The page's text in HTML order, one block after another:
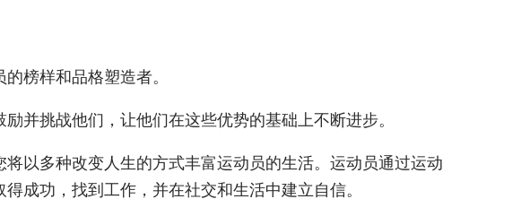
榜样和品格塑造者。
并挑战他们，让他们在这些优势的基础上不断进步。
以多种改变人生的方式丰富运动员的生活。运动员通过运动
成功，找到工作，并在社交和生活中建立自信。